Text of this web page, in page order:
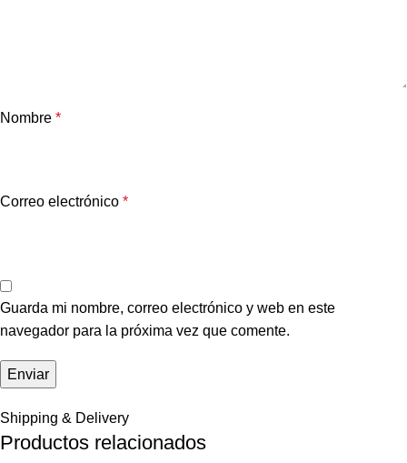
Nombre *
Correo electrónico *
Guarda mi nombre, correo electrónico y web en este
navegador para la próxima vez que comente.
Shipping & Delivery
Productos relacionados